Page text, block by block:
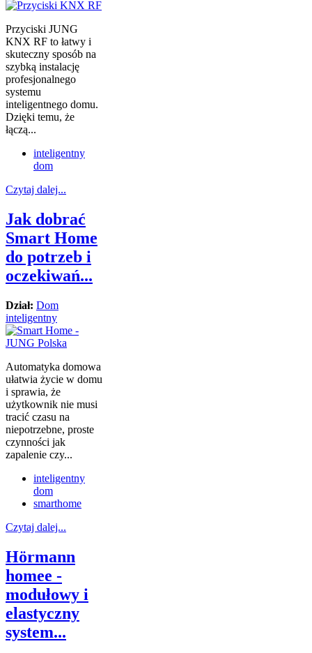
Przyciski JUNG
KNX RF to łatwy i
skuteczny sposób na
szybką instalację
profesjonalnego
systemu
inteligentnego domu.
Dzięki temu, że
łączą...
inteligentny
dom
Czytaj dalej...
Jak dobrać
Smart Home
do potrzeb i
oczekiwań...
Dział: Dom
inteligentny
Automatyka domowa
ułatwia życie w domu
i sprawia, że
użytkownik nie musi
tracić czasu na
niepotrzebne, proste
czynności jak
zapalenie czy...
inteligentny
dom
smarthome
Czytaj dalej...
Hörmann
homee -
modułowy i
elastyczny
system...